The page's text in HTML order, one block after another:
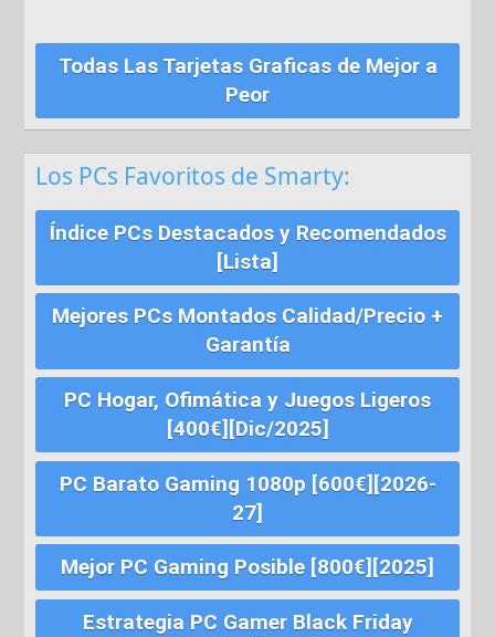
Todas Las Tarjetas Graficas de Mejor a
Peor
Los PCs Favoritos de Smarty:
Índice PCs Destacados y Recomendados
[Lista]
Mejores PCs Montados Calidad/Precio +
Garantía
PC Hogar, Ofimática y Juegos Ligeros
[400€][Dic/2025]
PC Barato Gaming 1080p [600€][2026-
27]
Mejor PC Gaming Posible [800€][2025]
Estrategia PC Gamer Black Friday